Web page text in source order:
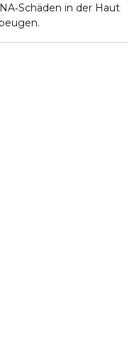
in der Haut